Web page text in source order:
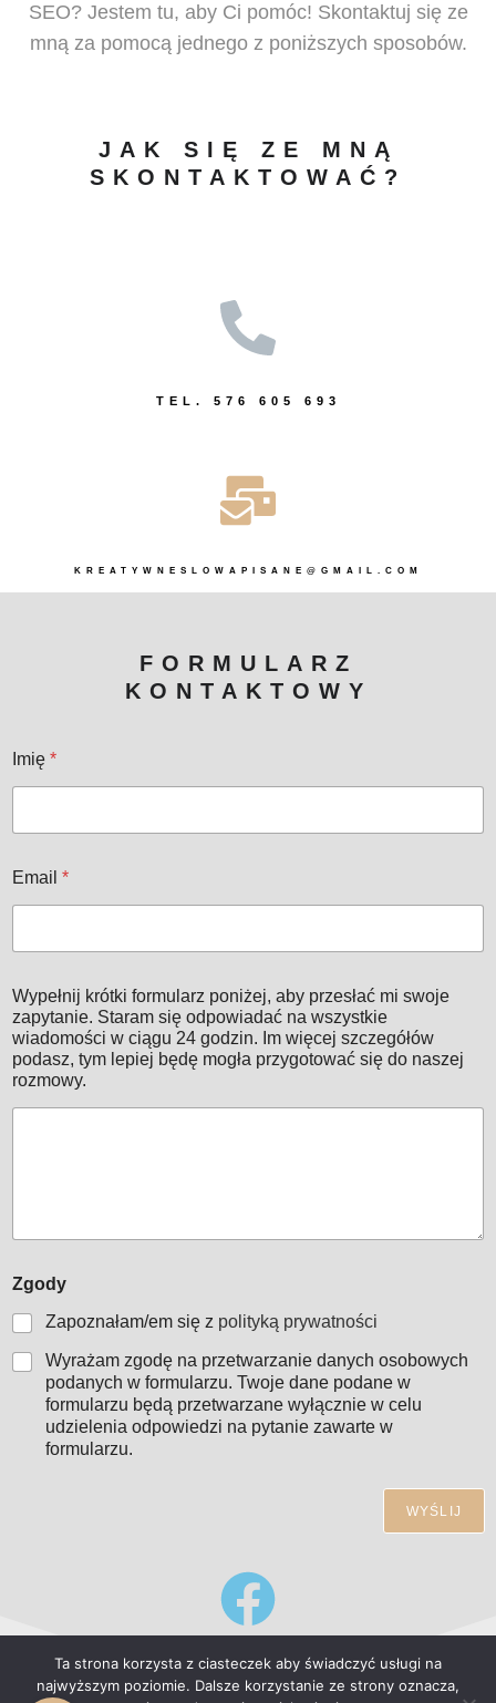
SEO? Jestem tu, aby Ci pomóc! Skontaktuj się ze
mną za pomocą jednego z poniższych sposobów.
JAK SIĘ ZE MNĄ
SKONTAKTOWAĆ?
TEL. 576 605 693
KREATYWNESLOWAPISANE@GMAIL.COM
FORMULARZ
KONTAKTOWY
Imię *
Email *
Wypełnij krótki formularz poniżej, aby przesłać mi swoje
zapytanie. Staram się odpowiadać na wszystkie
wiadomości w ciągu 24 godzin. Im więcej szczegółów
podasz, tym lepiej będę mogła przygotować się do naszej
rozmowy.
d
p
o
w
i
Zgody
Zapoznałam/em się z polityką prywatności
Wyrażam zgodę na przetwarzanie danych osobowych
podanych w formularzu. Twoje dane podane w
formularzu będą przetwarzane wyłącznie w celu
udzielenia odpowiedzi na pytanie zawarte w
formularzu.
WYŚLIJ
Ta strona korzysta z ciasteczek aby świadczyć usługi na
najwyższym poziomie. Dalsze korzystanie ze strony oznacza,